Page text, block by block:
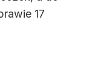
17